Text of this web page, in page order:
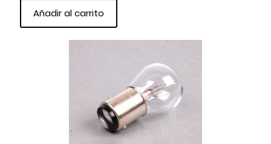
Añadir al carrito